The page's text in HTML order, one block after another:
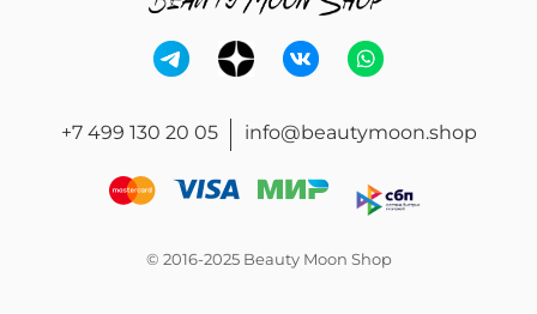
+7 499 130 20 05 info@beautymoon.shop
© 2016-2025 Beauty Moon Shop